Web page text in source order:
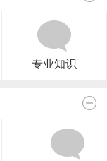
专业知识